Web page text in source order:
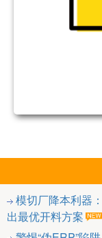
模切厂降本利器
出最优开料方案